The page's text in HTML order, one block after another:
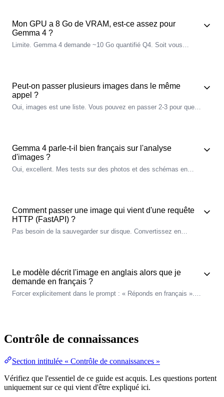
Mon GPU a 8 Go de VRAM, est-ce assez pour
Gemma 4 ?
Limite. Gemma 4 demande ~10 Go quantifié Q4. Soit vous
Peut-on passer plusieurs images dans le même
appel ?
Oui, images est une liste. Vous pouvez en passer 2-3 pour que le
Gemma 4 parle-t-il bien français sur l'analyse
d'images ?
Oui, excellent. Mes tests sur des photos et des schémas en
Comment passer une image qui vient d'une requête
HTTP (FastAPI) ?
Pas besoin de la sauvegarder sur disque. Convertissez en
"content": "...", "images": [img_b64]}]) ``
Le modèle décrit l'image en anglais alors que je
demande en français ?
Forcer explicitement dans le prompt : « Réponds en français ».
Contrôle de connaissances
Section intitulée « Contrôle de connaissances »
Vérifiez que l'essentiel de ce guide est acquis. Les questions portent
uniquement sur ce qui vient d'être expliqué ici.